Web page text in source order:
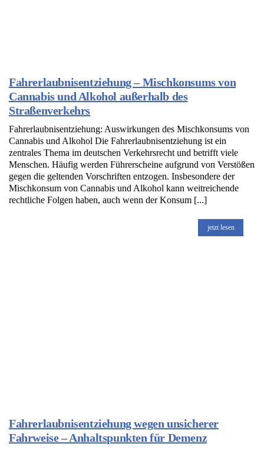
Fahrerlaubnisentziehung – Mischkonsums von
Cannabis und Alkohol außerhalb des
Straßenverkehrs
Fahrerlaubnisentziehung: Auswirkungen des Mischkonsums von
Cannabis und Alkohol Die Fahrerlaubnisentziehung ist ein
zentrales Thema im deutschen Verkehrsrecht und betrifft viele
Menschen. Häufig werden Führerscheine aufgrund von Verstößen
gegen die geltenden Vorschriften entzogen. Insbesondere der
Mischkonsum von Cannabis und Alkohol kann weitreichende
rechtliche Folgen haben, auch wenn der Konsum [...]
jetzt lesen
Fahrerlaubnisentziehung wegen unsicherer
Fahrweise – Anhaltspunkten für Demenz